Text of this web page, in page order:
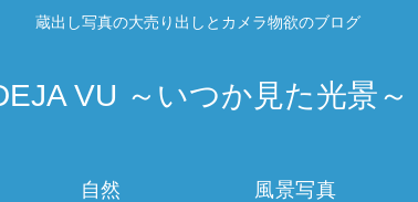
蔵出し写真の大売り出しとカメラ物欲のブログ
VU ～いつか見た光景～
自然 風景写真